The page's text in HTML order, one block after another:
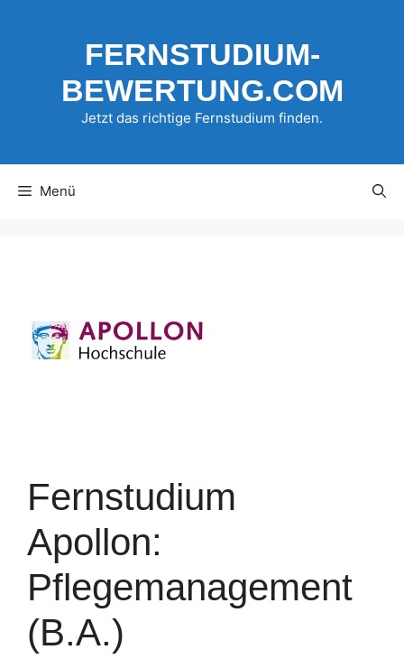
FERNSTUDIUM-
BEWERTUNG.COM
Jetzt das richtige Fernstudium finden.
Menü
Fernstudium
Apollon:
Pflegemanagement
(B.A.)